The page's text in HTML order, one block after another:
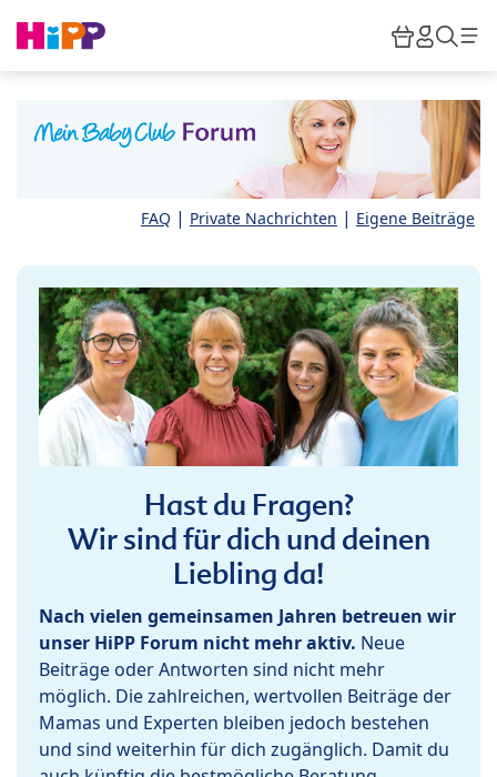
HiPP
FAQ | Private Nachrichten | Eigene Beiträge
Hast du Fragen?
Wir sind für dich und deinen
Liebling da!
Nach vielen gemeinsamen Jahren betreuen wir
unser HiPP Forum nicht mehr aktiv. Neue
Beiträge oder Antworten sind nicht mehr
möglich. Die zahlreichen, wertvollen Beiträge der
Mamas und Experten bleiben jedoch bestehen
und sind weiterhin für dich zugänglich. Damit du